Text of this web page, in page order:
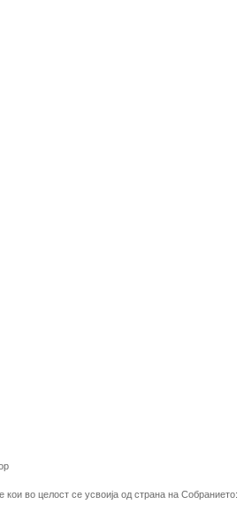
во целост се усвоија од страна на Собранието: